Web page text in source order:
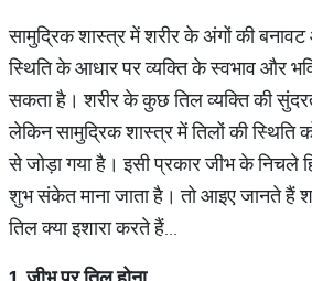
सामुद्रिक शास्त्र में शरीर के अंगों की
स्थिति के आधार पर व्यक्ति के स्वभाव और
सकता है। शरीर के कुछ तिल व्यक्ति की
लेकिन सामुद्रिक शास्त्र में तिलों की
से जोड़ा गया है। इसी प्रकार जीभ के निचले
शुभ संकेत माना जाता है। तो आइए जानते हैं
तिल क्या इशारा करते हैं...